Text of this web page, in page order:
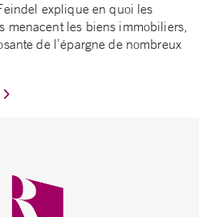
explique en quoi les
menacent les biens immobiliers,
de l’épargne de nombreux